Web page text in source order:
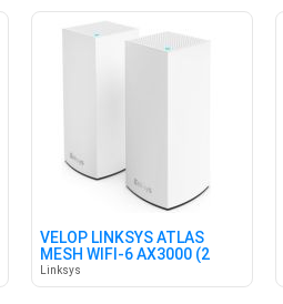
VELOP LINKSYS ATLAS
MESH WIFI-6 AX3000 (2
PACK)
Linksys